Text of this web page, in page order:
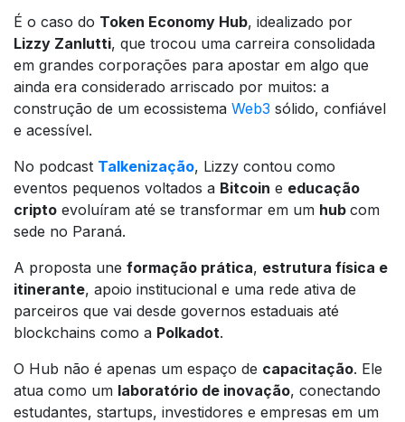
É o caso do Token Economy Hub, idealizado por
Lizzy Zanlutti, que trocou uma carreira consolidada
em grandes corporações para apostar em algo que
ainda era considerado arriscado por muitos: a
construção de um ecossistema Web3 sólido, confiável
e acessível.
No podcast Talkenização, Lizzy contou como
eventos pequenos voltados a Bitcoin e educação
cripto evoluíram até se transformar em um hub com
sede no Paraná.
A proposta une formação prática, estrutura física e
itinerante, apoio institucional e uma rede ativa de
parceiros que vai desde governos estaduais até
blockchains como a Polkadot.
O Hub não é apenas um espaço de capacitação. Ele
atua como um laboratório de inovação, conectando
estudantes, startups, investidores e empresas em um